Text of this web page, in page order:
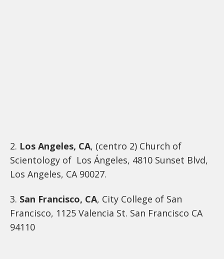
2. Los Angeles, CA, (centro 2) Church of
Scientology of Los Ángeles, 4810 Sunset Blvd,
Los Angeles, CA 90027.
3. San Francisco, CA, City College of San
Francisco, 1125 Valencia St. San Francisco CA
94110